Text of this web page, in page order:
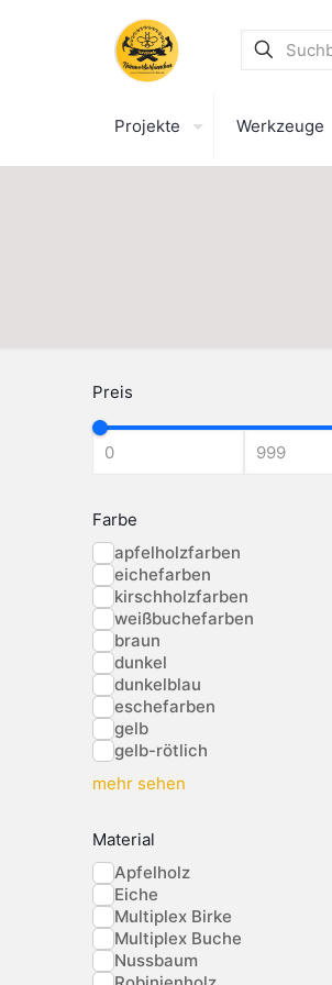
Projekte Werkzeuge
Preis
Farbe
apfelholzfarben
eichefarben
kirschholzfarben
weißbuchefarben
braun
dunkel
dunkelblau
eschefarben
gelb
gelb-rötlich
mehr sehen
Material
Apfelholz
Eiche
Multiplex Birke
Multiplex Buche
Nussbaum